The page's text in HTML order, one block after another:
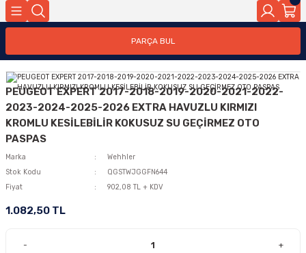
PARÇA BUL
PEUGEOT EXPERT 2017-2018-2019-2020-2021-2022-
2023-2024-2025-2026 EXTRA HAVUZLU KIRMIZI
KROMLU KESİLEBİLİR KOKUSUZ SU GEÇİRMEZ OTO
PASPAS
Marka
Wehhler
Stok Kodu
QGSTWJGGFN644
Fiyat
902,08 TL + KDV
1.082,50 TL
- +